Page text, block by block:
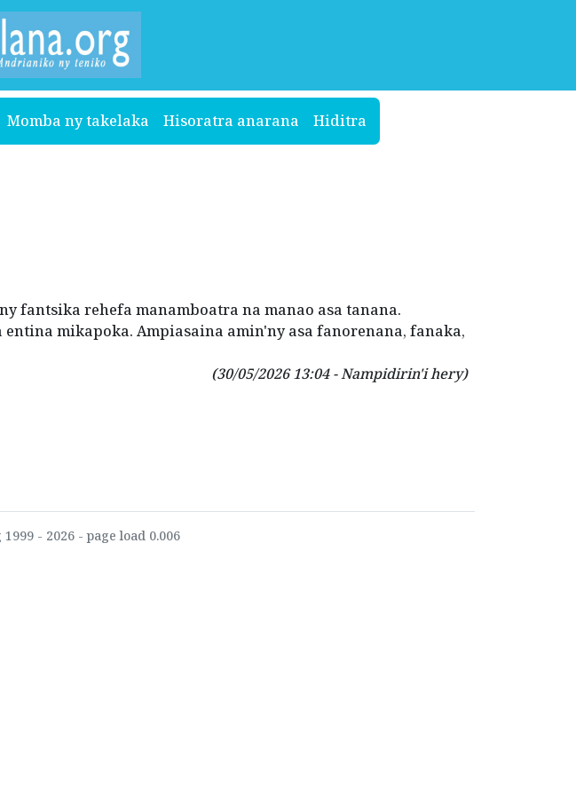
Momba ny takelaka Hisoratra anarana Hiditra
fantsika rehefa manamboatra na manao asa tanana.
mikapoka. Ampiasaina amin'ny asa fanorenana, fanaka,
(30/05/2026 13:04 - Nampidirin'i hery)
- 2026 - page load 0.006